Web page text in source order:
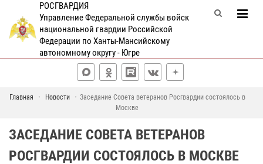
РОСГВАРДИЯ
Управление Федеральной службы войск
национальной гвардии Российской
Федерации по Ханты-Мансийскому
автономному округу - Югре
Главная Новости
Заседание Совета ветеранов Росгвардии состоялось в
Москве
ЗАСЕДАНИЕ СОВЕТА ВЕТЕРАНОВ
РОСГВАРДИИ СОСТОЯЛОСЬ В МОСКВЕ